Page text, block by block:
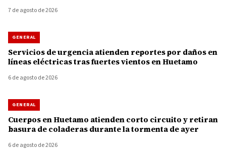
7 de agosto de 2026
GENERAL
Servicios de urgencia atienden reportes por daños en
líneas eléctricas tras fuertes vientos en Huetamo
6 de agosto de 2026
GENERAL
Cuerpos en Huetamo atienden corto circuito y retiran
basura de coladeras durante la tormenta de ayer
6 de agosto de 2026